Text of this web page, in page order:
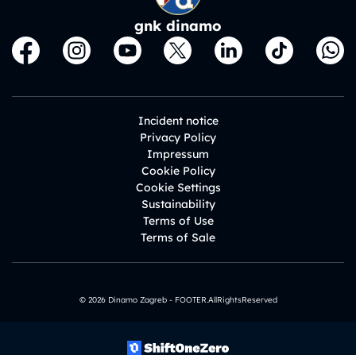
gnk dinamo
Incident notice
Privacy Policy
Impressum
Cookie Policy
Cookie Settings
Sustainability
Terms of Use
Terms of Sale
© 2026 Dinamo Zagreb - FOOTER.AllRightsReserved